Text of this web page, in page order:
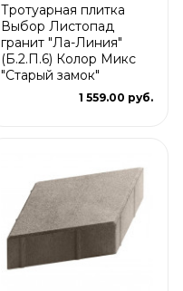
Тротуарная плитка
Выбор Листопад
гранит "Ла-Линия"
(Б.2.П.6) Колор Микс
"Старый замок"
1 559.00 руб.